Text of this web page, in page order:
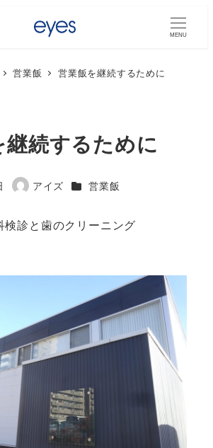
MENU
営業飯 営業飯を継続するために
継続するために
著
アイズ カテゴリー
営業飯
検診と歯のクリーニング